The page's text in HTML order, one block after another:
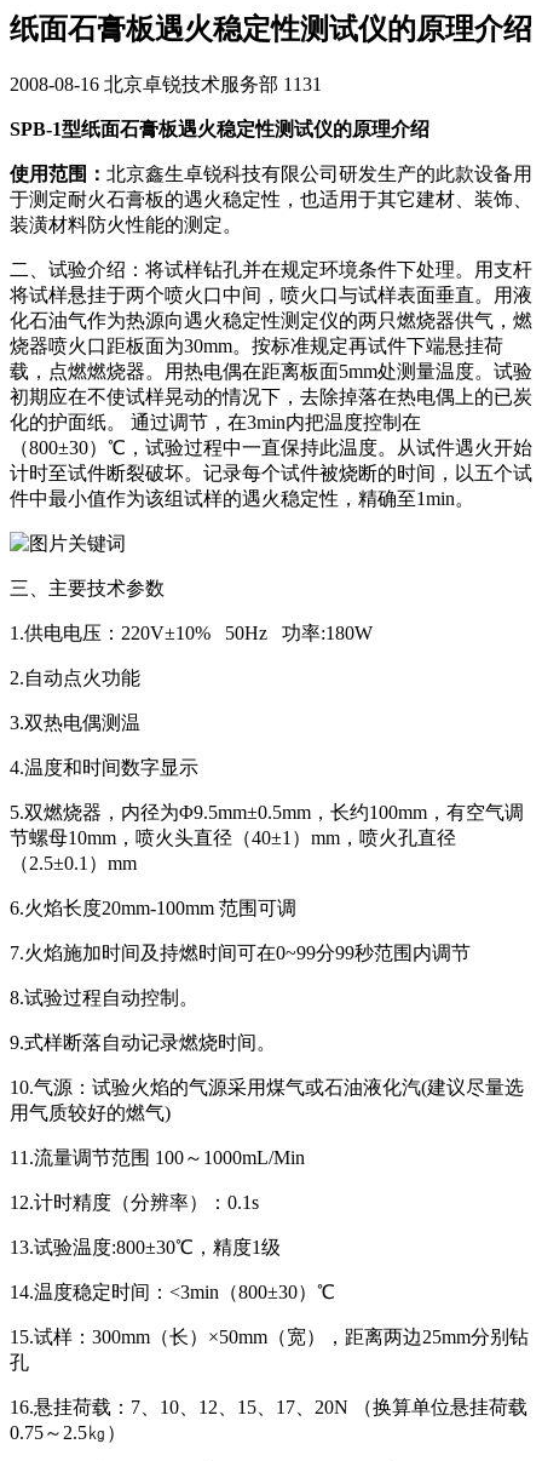
纸面石膏板遇火稳定性测试仪的原理介绍
2008-08-16 北京卓锐技术服务部 1131
SPB-1型纸面石膏板遇火稳定性测试仪的原理介绍
使用范围： 北京鑫生卓锐科技有限公司研发生产的此款设备用
于测定耐火石膏板的遇火稳定性，也适用于其它建材、装饰、
装潢材料防火性能的测定。
二、试验介绍：将试样钻孔并在规定环境条件下处理。用支杆
将试样悬挂于两个喷火口中间，喷火口与试样表面垂直。用液
化石油气作为热源向遇火稳定性测定仪的两只燃烧器供气，燃
烧器喷火口距板面为30mm。按标准规定再试件下端悬挂荷
载，点燃燃烧器。用热电偶在距离板面5mm处测量温度。试验
初期应在不使试样晃动的情况下，去除掉落在热电偶上的已炭
化的护面纸。 通过调节，在3min内把温度控制在
（800±30）℃，试验过程中一直保持此温度。从试件遇火开始
计时至试件断裂破坏。记录每个试件被烧断的时间，以五个试
件中最小值作为该组试样的遇火稳定性，精确至1min。
三、主要技术参数
1.供电电压：220V±10% 50Hz 功率:180W
2.自动点火功能
3.双热电偶测温
4.温度和时间数字显示
5.双燃烧器，内径为Φ9.5mm±0.5mm，长约100mm，有空气调
节螺母10mm，喷火头直径（40±1）mm，喷火孔直径
（2.5±0.1）mm
6.火焰长度20mm-100mm 范围可调
7.火焰施加时间及持燃时间可在0~99分99秒范围内调节
8.试验过程自动控制。
9.式样断落自动记录燃烧时间。
10.气源：试验火焰的气源采用煤气或石油液化汽(建议尽量选
用气质较好的燃气)
11.流量调节范围 100～1000mL/Min
12.计时精度（分辨率）：0.1s
13.试验温度:800±30℃，精度1级
14.温度稳定时间：<3min（800±30）℃
15.试样：300mm（长）×50mm（宽），距离两边25mm分别钻
孔
16.悬挂荷载：7、10、12、15、17、20N （换算单位悬挂荷载
0.75～2.5㎏）